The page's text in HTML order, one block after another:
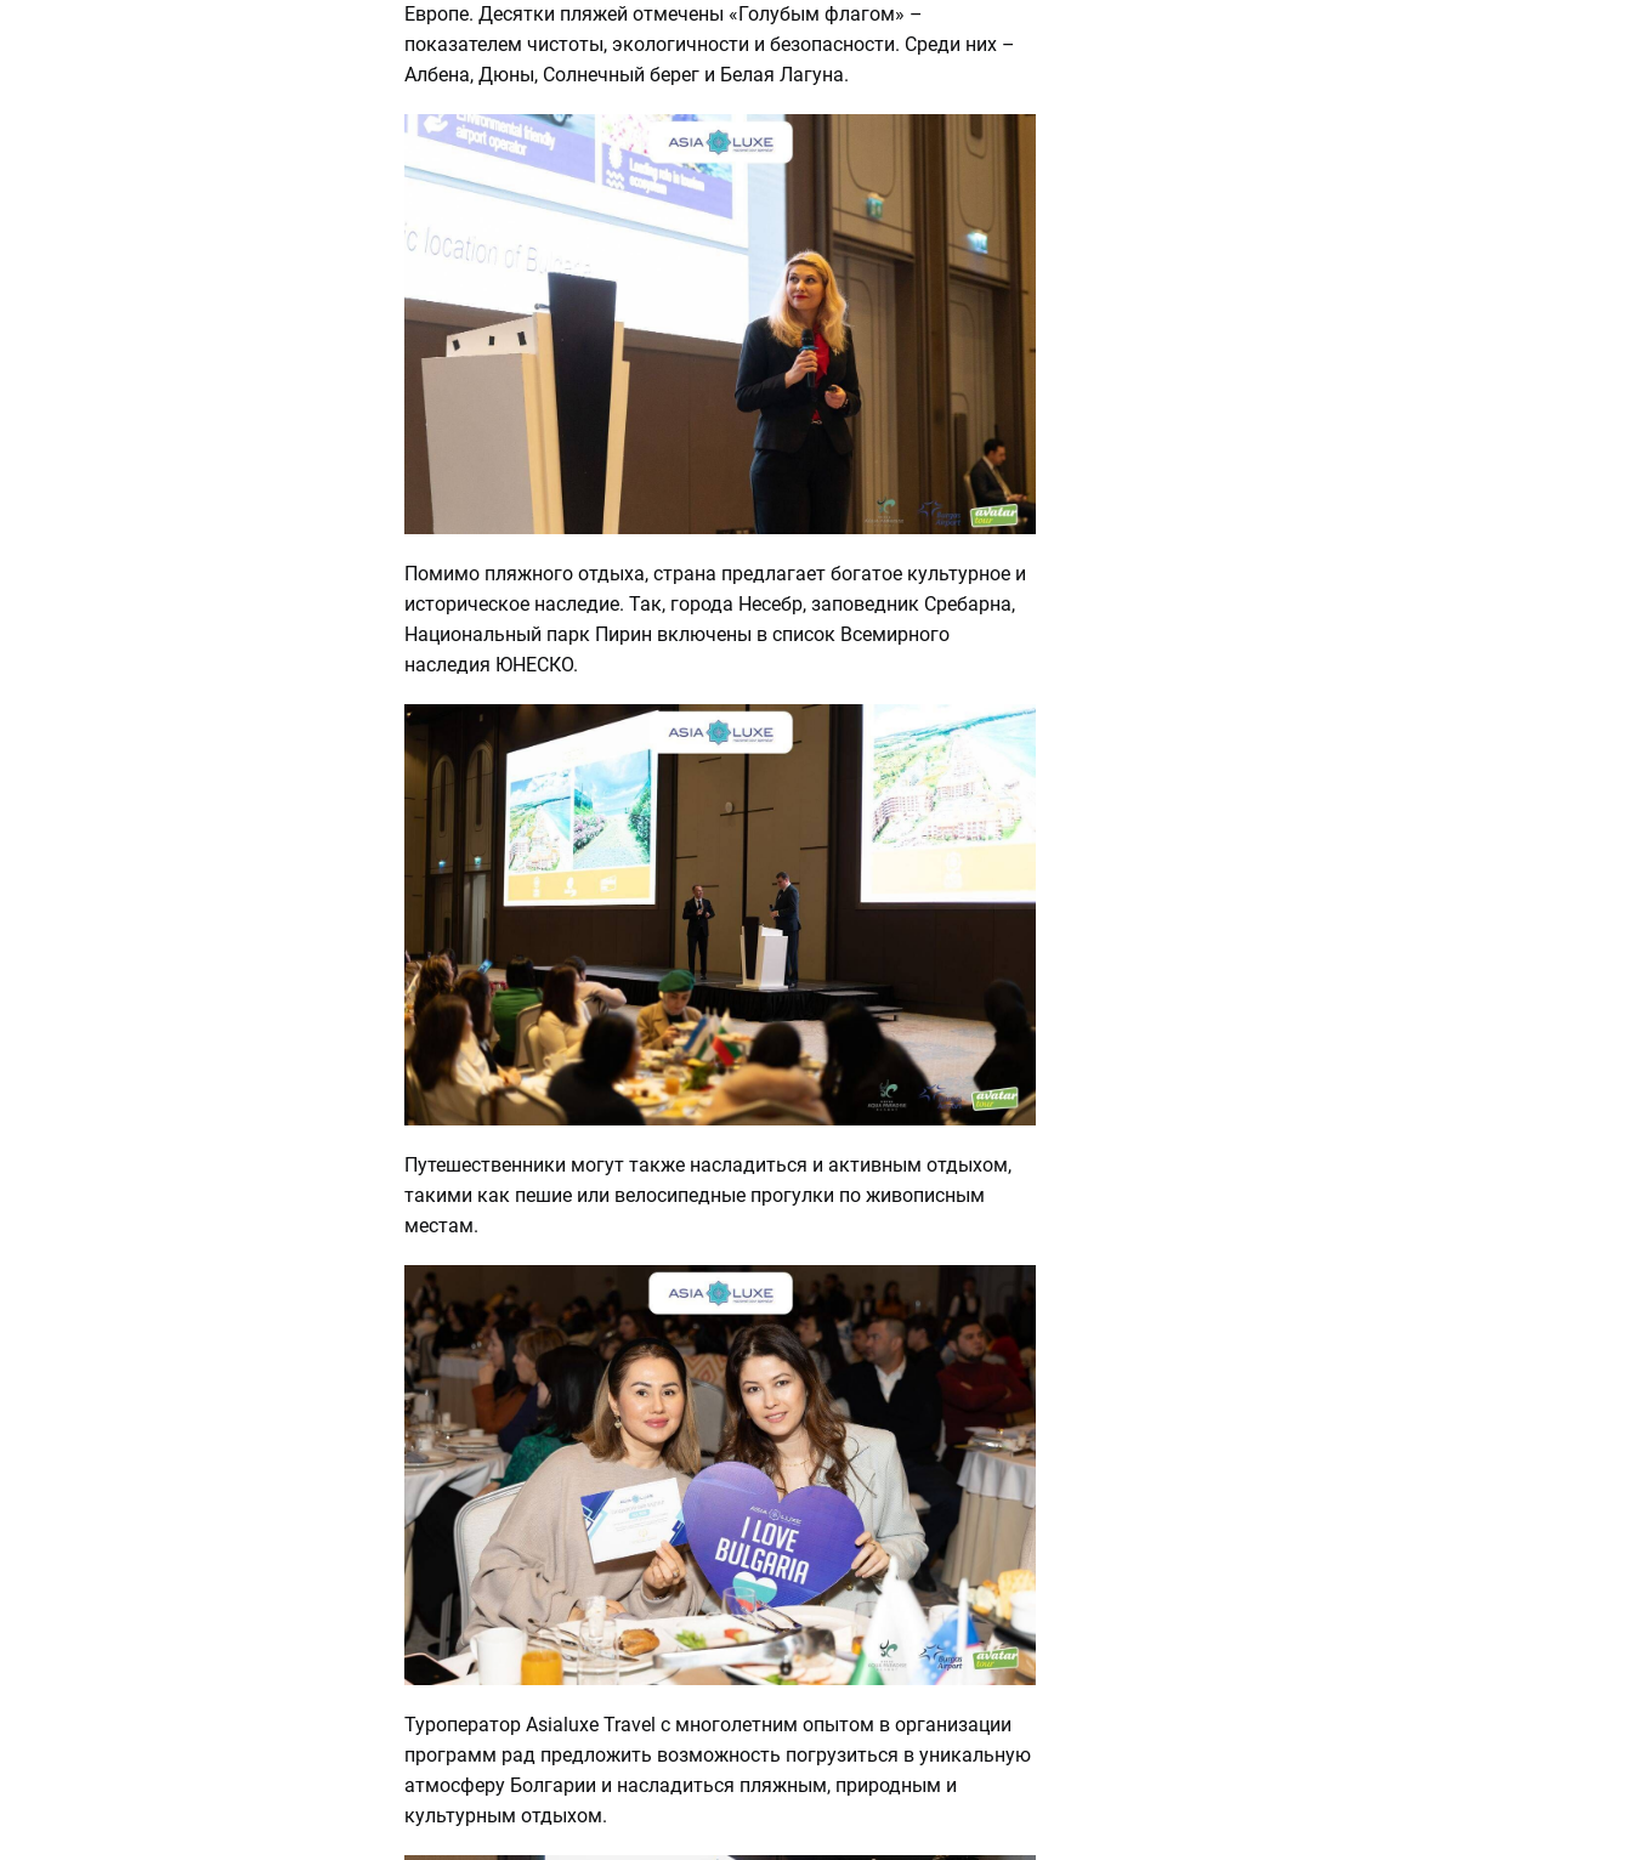
Европе. Десятки пляжей отмечены «Голубым флагом» –
показателем чистоты, экологичности и безопасности. Среди них –
Албена, Дюны, Солнечный берег и Белая Лагуна.
Помимо пляжного отдыха, страна предлагает богатое культурное и
историческое наследие. Так, города Несебр, заповедник Сребарна,
Национальный парк Пирин включены в список Всемирного
наследия ЮНЕСКО.
Путешественники могут также насладиться и активным отдыхом,
такими как пешие или велосипедные прогулки по живописным
местам.
Туроператор Asialuxe Travel с многолетним опытом в организации
программ рад предложить возможность погрузиться в уникальную
атмосферу Болгарии и насладиться пляжным, природным и
культурным отдыхом.